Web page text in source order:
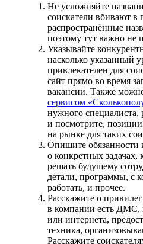
Не усложняйте
соискатели вбивают в
распространённые
поэтому тут важно не
Указывайте
насколько указанный
привлекателен для
сайт прямо во время
вакансии. Также
сервисом
нужного
и посмотрите,
на рынке для таких
Опишите обязанности
о конкретных задачах,
решать будущему
детали, программы, с
работать, и прочее.
Расскажите о
в компании есть ДМС,
или интернета,
техника,
Расскажите